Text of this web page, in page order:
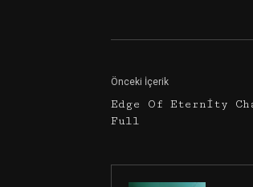
Önceki İçerik
Edge Of Eternity
Full